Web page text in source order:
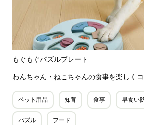
もぐもぐパズルプレート
わんちゃん・ねこちゃんの食事を楽しく
ペット用品 知育 食事 早食い
パズル フード